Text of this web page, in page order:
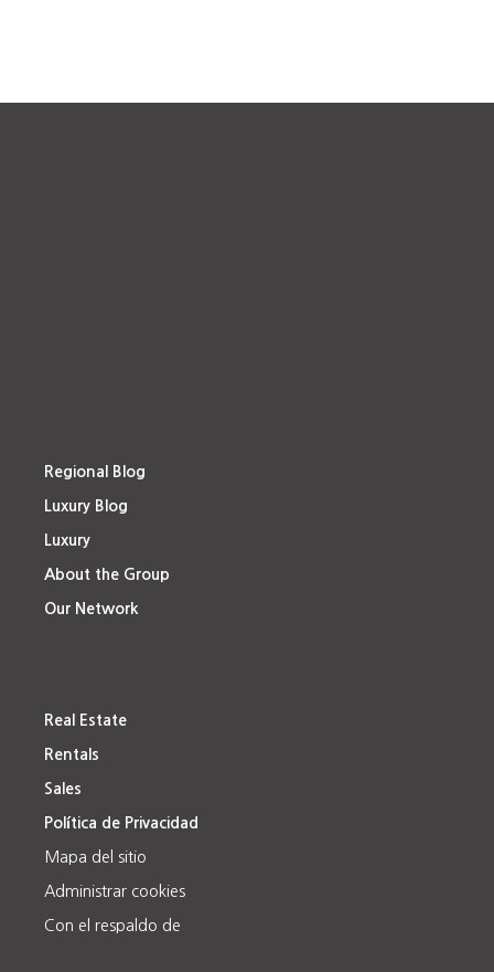
Regional Blog
Luxury Blog
Luxury
About the Group
Our Network
Real Estate
Rentals
Sales
Política de Privacidad
Mapa del sitio
Administrar cookies
Con el respaldo de